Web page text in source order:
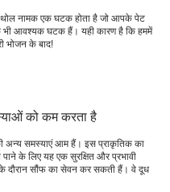
नामक एक घटक होता है जो आपके पेट
भी आवश्यक घटक हैं। यही कारण है कि हममें
भोजन के बाद!
को कम करता है
अन्य समस्याएं आम हैं। इस प्राकृतिक का
पाने के लिए यह एक सुरक्षित और प्रभावी
के दौरान सौंफ का सेवन कर सकती हैं। वे दूध